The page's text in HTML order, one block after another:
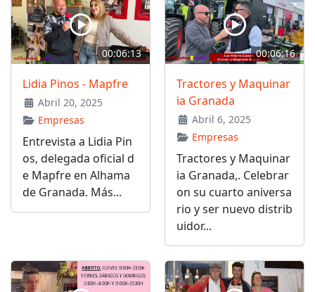
00:06:13
Lidia Pinos - Mapfre
Abril 20, 2025
Empresas
Entrevista a Lidia Pin
os, delegada oficial d
e Mapfre en Alhama
de Granada. Más...
00:06:16
Tractores y Maquinar
ia Granada
Abril 6, 2025
Empresas
Tractores y Maquinar
ia Granada,. Celebrar
on su cuarto aniversa
rio y ser nuevo distrib
uidor...